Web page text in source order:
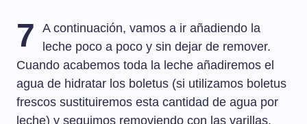
7
A continuación, vamos a ir añadiendo la
leche poco a poco y sin dejar de remover.
Cuando acabemos toda la leche añadiremos el
agua de hidratar los boletus (si utilizamos boletus
frescos sustituiremos esta cantidad de agua por
leche) y seguimos removiendo con las varillas.